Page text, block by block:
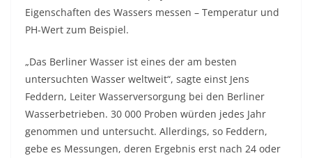
Eigenschaften des Wassers messen – Temperatur und
PH-Wert zum Beispiel.
„Das Berliner Wasser ist eines der am besten
untersuchten Wasser weltweit“, sagte einst Jens
Feddern, Leiter Wasserversorgung bei den Berliner
Wasserbetrieben. 30 000 Proben würden jedes Jahr
genommen und untersucht. Allerdings, so Feddern,
gebe es Messungen, deren Ergebnis erst nach 24 oder